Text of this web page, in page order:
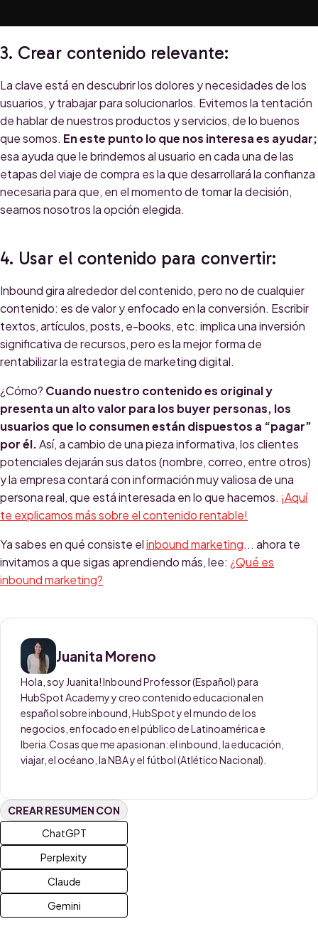
3. Crear contenido relevante:
La clave está en descubrir los dolores y necesidades de los
usuarios, y trabajar para solucionarlos. Evitemos la tentación
de hablar de nuestros productos y servicios, de lo buenos
que somos. En este punto lo que nos interesa es ayudar;
esa ayuda que le brindemos al usuario en cada una de las
etapas del viaje de compra es la que desarrollará la confianza
necesaria para que, en el momento de tomar la decisión,
seamos nosotros la opción elegida.
4. Usar el contenido para convertir:
Inbound gira alrededor del contenido, pero no de cualquier
contenido: es de valor y enfocado en la conversión. Escribir
textos, artículos, posts, e-books, etc. implica una inversión
significativa de recursos, pero es la mejor forma de
rentabilizar la estrategia de marketing digital.
¿Cómo? Cuando nuestro contenido es original y
presenta un alto valor para los buyer personas, los
usuarios que lo consumen están dispuestos a “pagar”
por él.Así, a cambio de una pieza informativa, los clientes
potenciales dejarán sus datos (nombre, correo, entre otros)
y la empresa contará con información muy valiosa de una
persona real, que está interesada en lo que hacemos. ¡Aquí
te explicamos más sobre el contenido rentable!
Ya sabes en qué consiste elinbound marketing... ahora te
invitamos a que sigas aprendiendo más, lee: ¿Qué es
inbound marketing?
Juanita Moreno
Hola, soy Juanita! Inbound Professor (Español) para
HubSpot Academy y creo contenido educacional en
español sobre inbound, HubSpot y el mundo de los
negocios, enfocado en el público de Latinoamérica e
Iberia.Cosas que me apasionan: el inbound, la educación,
viajar, el océano, la NBA y el fútbol (Atlético Nacional).
CREAR RESUMEN CON
ChatGPT
Perplexity
Claude
Gemini